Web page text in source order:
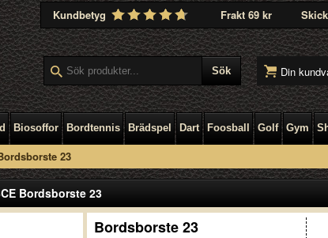
Kundbetyg Frakt 69 kr
Din
Biosoffor Bordtennis Brädspel Dart Foosball Golf Gym
23
Bordsborste 23
Bordsborste 23